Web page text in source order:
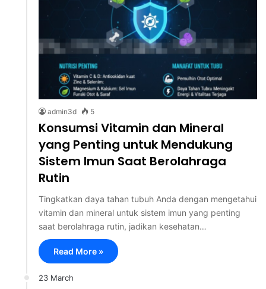
admin3d 5
Konsumsi Vitamin dan Mineral
yang Penting untuk Mendukung
Sistem Imun Saat Berolahraga
Rutin
Tingkatkan daya tahan tubuh Anda dengan mengetahui
vitamin dan mineral untuk sistem imun yang penting
saat berolahraga rutin, jadikan kesehatan…
Read More »
23 March